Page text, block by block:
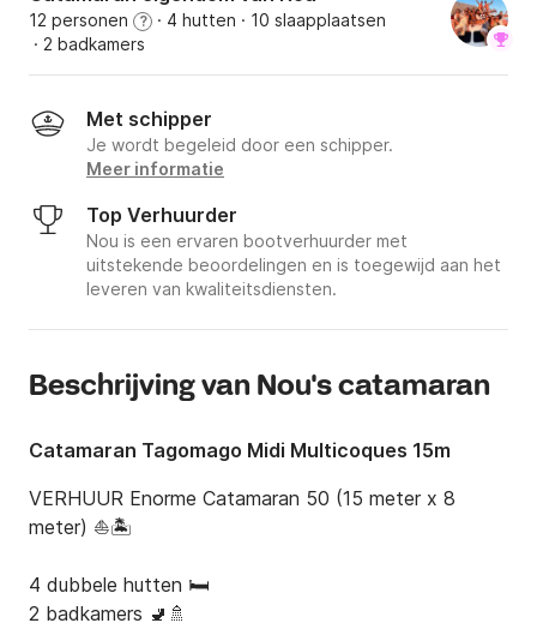
12 personen ? · 4 hutten · 10 slaapplaatsen
· 2 badkamers
Met schipper
Je wordt begeleid door een schipper.
Meer informatie
Top Verhuurder
Nou is een ervaren bootverhuurder met
uitstekende beoordelingen en is toegewijd aan het
leveren van kwaliteitsdiensten.
Beschrijving van Nou's catamaran
Catamaran Tagomago Midi Multicoques 15m
VERHUUR Enorme Catamaran 50 (15 meter x 8
meter) ⛵️🏝️
4 dubbele hutten 🛏️
2 badkamers 🚽🚿